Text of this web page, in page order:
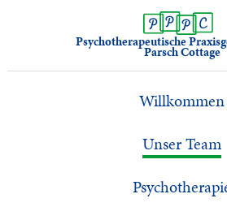
Psychotherapeutische
Parsch Cottage
Willkommen
Unser Team